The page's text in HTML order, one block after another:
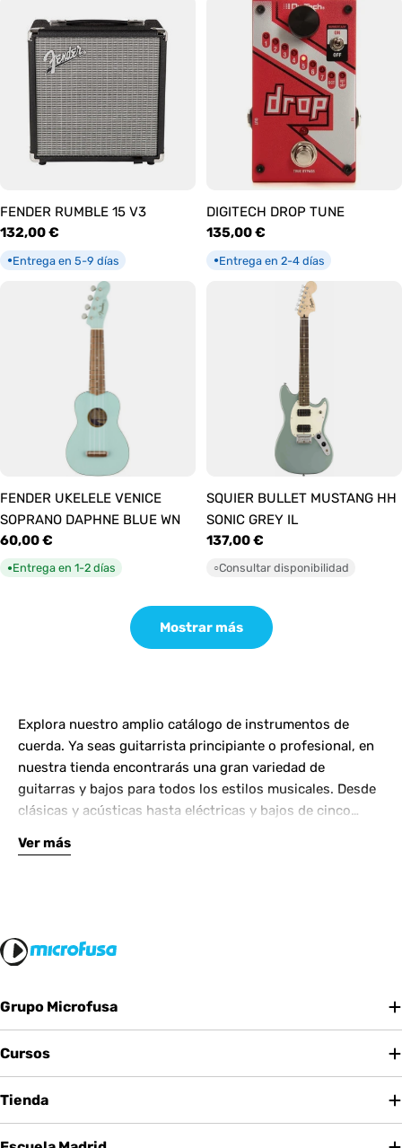
FENDER RUMBLE 15 V3
Precio
habitual
132,00 €
●Entrega en 5-9 días
DIGITECH DROP TUNE
Precio
habitual
135,00 €
●Entrega en 2-4 días
FENDER UKELELE VENICE
SOPRANO DAPHNE BLUE WN
Precio
habitual
60,00 €
●Entrega en 1-2 días
SQUIER BULLET MUSTANG HH
SONIC GREY IL
Precio
habitual
137,00 €
○Consultar disponibilidad
Mostrar más
Explora nuestro amplio catálogo de instrumentos de
cuerda. Ya seas guitarrista principiante o profesional, en
nuestra tienda encontrarás una gran variedad de
guitarras y bajos para todos los estilos musicales. Desde
clásicas y acústicas hasta eléctricas y bajos de cinco
Complementa tu instrumento con amplificadores de
Ver más
Grupo Microfusa
Cursos
Tienda